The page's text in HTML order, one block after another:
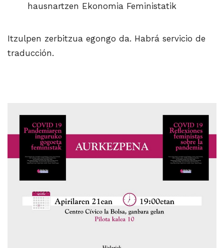
hausnartzen Ekonomia Feministatik
Itzulpen zerbitzua egongo da. Habrá servicio de
traducción.